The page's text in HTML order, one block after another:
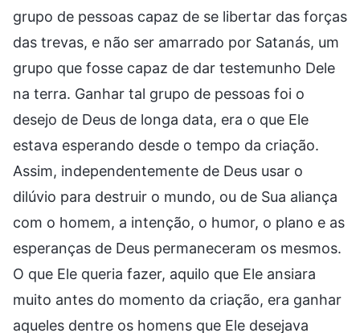
grupo de pessoas capaz de se libertar das forças
das trevas, e não ser amarrado por Satanás, um
grupo que fosse capaz de dar testemunho Dele
na terra. Ganhar tal grupo de pessoas foi o
desejo de Deus de longa data, era o que Ele
estava esperando desde o tempo da criação.
Assim, independentemente de Deus usar o
dilúvio para destruir o mundo, ou de Sua aliança
com o homem, a intenção, o humor, o plano e as
esperanças de Deus permaneceram os mesmos.
O que Ele queria fazer, aquilo que Ele ansiara
muito antes do momento da criação, era ganhar
aqueles dentre os homens que Ele desejava